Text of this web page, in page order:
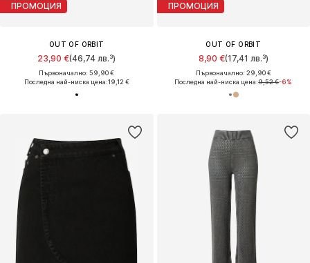
ПРОМОЦИЯ
OUT OF ORBIT
23,90 €(46,74 лв.³)
Първоначално: 59,90 €
Последна най-ниска цена:19,12 €
ПРОМОЦИЯ
OUT OF ORBIT
8,90 €(17,41 лв.³)
Първоначално: 29,90 €
Последна най-ниска цена:9,52 €-6%